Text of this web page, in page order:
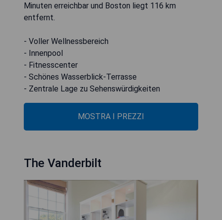
Minuten erreichbar und Boston liegt 116 km
entfernt.
- Voller Wellnessbereich
- Innenpool
- Fitnesscenter
- Schönes Wasserblick-Terrasse
- Zentrale Lage zu Sehenswürdigkeiten
MOSTRA I PREZZI
The Vanderbilt